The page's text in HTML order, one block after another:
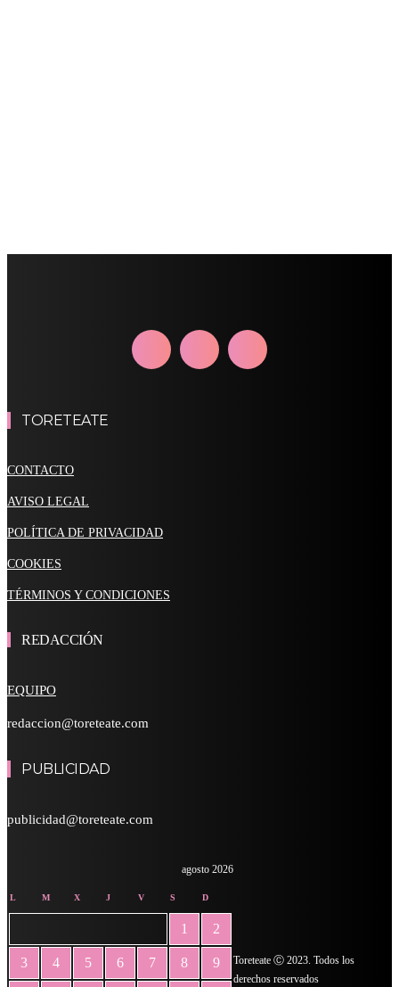
TORETEATE
CONTACTO
AVISO LEGAL
POLÍTICA DE PRIVACIDAD
COOKIES
TÉRMINOS Y CONDICIONES
REDACCIÓN
EQUIPO
redaccion@toreteate.com
PUBLICIDAD
publicidad@toreteate.com
agosto 2026
L M X J V S D
1 2
3 4 5 6 7 8 9
Toreteate Ⓒ 2023. Todos los
derechos reservados